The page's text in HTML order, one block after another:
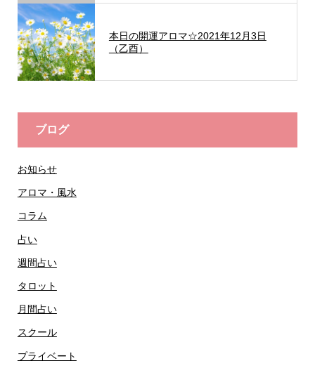
本日の開運アロマ☆2021年12月3日
（乙酉）
ブログ
お知らせ
アロマ・風水
コラム
占い
週間占い
タロット
月間占い
スクール
プライベート